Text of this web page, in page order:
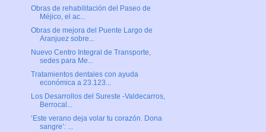
Obras de rehabilitación del Paseo de
Méjico, el ac...
Obras de mejora del Puente Largo de
Aranjuez sobre...
Nuevo Centro Integral de Transporte,
sedes para Me...
Tratamientos dentales con ayuda
económica a 23.123...
Los Desarrollos del Sureste -Valdecarros,
Berrocal...
‘Este verano deja volar tu corazón. Dona
sangre’: ...